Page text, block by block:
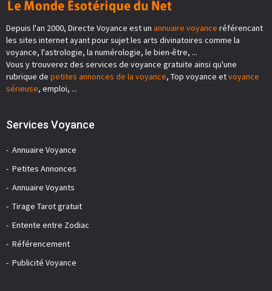
Depuis l'an 2000, Directe Voyance est un annuaire voyance référencant
les sites internet ayant pour sujet les arts divinatoires comme la
voyance, l'astrologie, la numérologie, le bien-être, ...
Vous y trouverez des services de voyance gratuite ainsi qu'une
rubrique de petites annonces de la voyance, Top voyance etvoyance
sérieuse, emploi, ...
Services Voyance
Annuaire Voyance
Petites Annonces
Annuaire Voyants
Tirage Tarot gratuit
Entente entre Zodiac
Référencement
Publicité Voyance